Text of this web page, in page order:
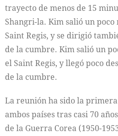
trayecto de menos de 15
Shangri-la. Kim salió un
Saint Regis, y se dirigió
de la cumbre. Kim salió un
el Saint Regis, y llegó poco
de la cumbre.
La reunión ha sido la
ambos países tras casi 70
de la Guerra Corea (1950-